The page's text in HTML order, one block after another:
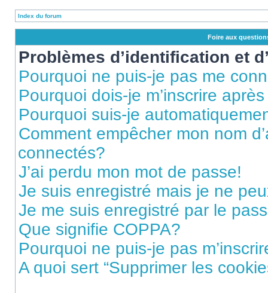
Index du forum
Foire aux
Problèmes d’identification et
Pourquoi ne puis-je pas me
Pourquoi dois-je m’inscrire
Pourquoi suis-je
Comment empêcher mon nom
connectés?
J’ai perdu mon mot de passe!
Je suis enregistré mais je ne
Je me suis enregistré par le
Que signifie COPPA?
Pourquoi ne puis-je pas
A quoi sert “Supprimer les